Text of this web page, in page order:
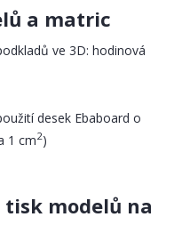
a matric
ve 3D: hodinová
desek Ebaboard o
1 cm2)
tisk modelů na